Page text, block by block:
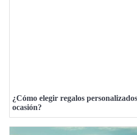
¿Cómo elegir regalos
ocasión?